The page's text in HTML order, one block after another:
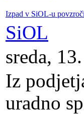
Izpad v SiOL-u
SiOL
sreda,
Iz
uradno